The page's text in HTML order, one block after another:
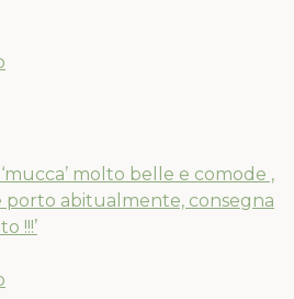
molto belle e comode ,
porto abitualmente, consegna
!!!’
minima di 89€. Le
dal 24/08